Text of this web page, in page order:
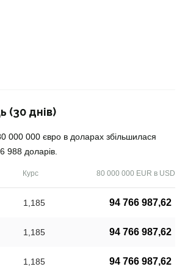
(30 днів)
000 000 євро в доларах збільшилася
988 доларів.
Курс 80 000 000 EUR в USD
1,185 94 766 987,62
1,185 94 766 987,62
1,185 94 766 987,62